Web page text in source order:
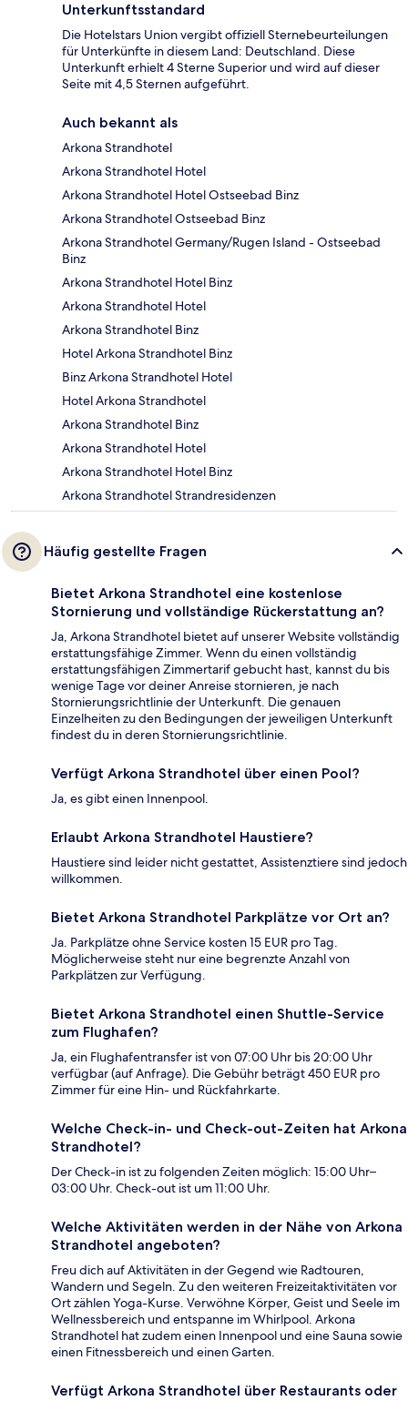
Unterkunftsstandard
Die Hotelstars Union vergibt offiziell Sternebeurteilungen
für Unterkünfte in diesem Land: Deutschland. Diese
Unterkunft erhielt 4 Sterne Superior und wird auf dieser
Seite mit 4,5 Sternen aufgeführt.
Auch bekannt als
Arkona Strandhotel
Arkona Strandhotel Hotel
Arkona Strandhotel Hotel Ostseebad Binz
Arkona Strandhotel Ostseebad Binz
Arkona Strandhotel Germany/Rugen Island - Ostseebad
Binz
Arkona Strandhotel Hotel Binz
Arkona Strandhotel Hotel
Arkona Strandhotel Binz
Hotel Arkona Strandhotel Binz
Binz Arkona Strandhotel Hotel
Hotel Arkona Strandhotel
Arkona Strandhotel Binz
Arkona Strandhotel Hotel
Arkona Strandhotel Hotel Binz
Arkona Strandhotel Strandresidenzen
Häufig gestellte Fragen
Bietet Arkona Strandhotel eine kostenlose
Stornierung und vollständige Rückerstattung an?
Ja, Arkona Strandhotel bietet auf unserer Website vollständig
erstattungsfähige Zimmer. Wenn du einen vollständig
erstattungsfähigen Zimmertarif gebucht hast, kannst du bis
wenige Tage vor deiner Anreise stornieren, je nach
Stornierungsrichtlinie der Unterkunft. Die genauen
Einzelheiten zu den Bedingungen der jeweiligen Unterkunft
findest du in deren Stornierungsrichtlinie.
Verfügt Arkona Strandhotel über einen Pool?
Ja, es gibt einen Innenpool.
Erlaubt Arkona Strandhotel Haustiere?
Haustiere sind leider nicht gestattet, Assistenztiere sind jedoch
willkommen.
Bietet Arkona Strandhotel Parkplätze vor Ort an?
Ja. Parkplätze ohne Service kosten 15 EUR pro Tag.
Möglicherweise steht nur eine begrenzte Anzahl von
Parkplätzen zur Verfügung.
Bietet Arkona Strandhotel einen Shuttle-Service
zum Flughafen?
Ja, ein Flughafentransfer ist von 07:00 Uhr bis 20:00 Uhr
verfügbar (auf Anfrage). Die Gebühr beträgt 450 EUR pro
Zimmer für eine Hin- und Rückfahrkarte.
Welche Check-in- und Check-out-Zeiten hat Arkona
Strandhotel?
Der Check-in ist zu folgenden Zeiten möglich: 15:00 Uhr–
03:00 Uhr. Check-out ist um 11:00 Uhr.
Welche Aktivitäten werden in der Nähe von Arkona
Strandhotel angeboten?
Freu dich auf Aktivitäten in der Gegend wie Radtouren,
Wandern und Segeln. Zu den weiteren Freizeitaktivitäten vor
Ort zählen Yoga-Kurse. Verwöhne Körper, Geist und Seele im
Wellnessbereich und entspanne im Whirlpool. Arkona
Strandhotel hat zudem einen Innenpool und eine Sauna sowie
einen Fitnessbereich und einen Garten.
Verfügt Arkona Strandhotel über Restaurants oder